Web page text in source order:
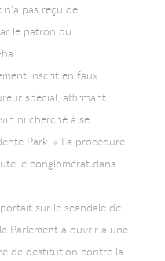
pas reçu de
le patron du
inscrit en faux
spécial, affirmant
ni cherché à se
Park. « La procédure
le conglomérat dans
sur le scandale de
Parlement à ouvrir à une
de destitution contre la